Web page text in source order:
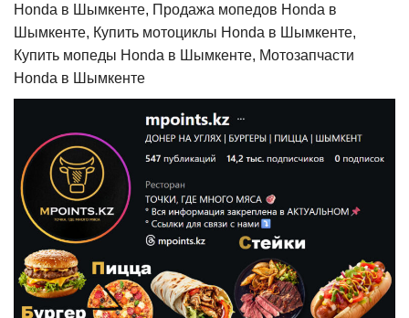
Honda в Шымкенте, Продажа мопедов Honda в
Шымкенте, Купить мотоциклы Honda в Шымкенте,
Купить мопеды Honda в Шымкенте, Мотозапчасти
Honda в Шымкенте